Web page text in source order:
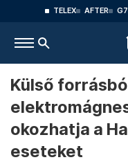
TELEX AFTER G7
Külső
okozhatja a
eseteket